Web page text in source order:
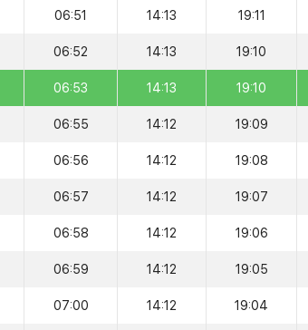
06:51 14:13 19:11
06:52 14:13 19:10
06:53 14:13 19:10
06:55 14:12 19:09
06:56 14:12 19:08
06:57 14:12 19:07
06:58 14:12 19:06
06:59 14:12 19:05
07:00 14:12 19:04